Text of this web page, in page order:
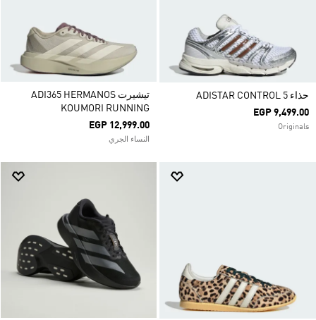
حذاء ADISTAR CONTROL 5
EGP 9,499.00
Originals
تيشيرت ADI365 HERMANOS
KOUMORI RUNNING
EGP 12,999.00
النساء الجري